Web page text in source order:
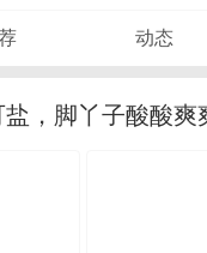
动态
，脚丫子酸酸爽